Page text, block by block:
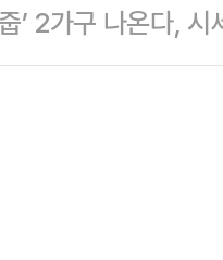
부산은행·BNK
) 발급 …
. 이란도 다른 여
좋은 대화를 나
’ 2가구 나온다,
’에서 ‘줍줍’으로